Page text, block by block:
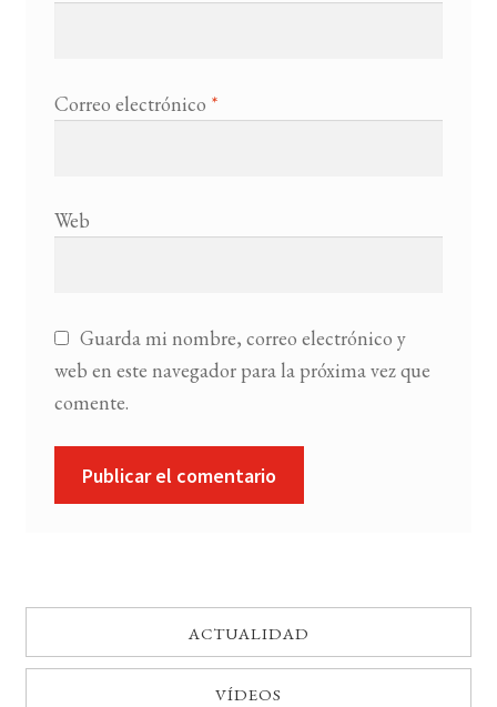
Correo electrónico *
Web
Guarda mi nombre, correo electrónico y
web en este navegador para la próxima vez que
comente.
ACTUALIDAD
VÍDEOS